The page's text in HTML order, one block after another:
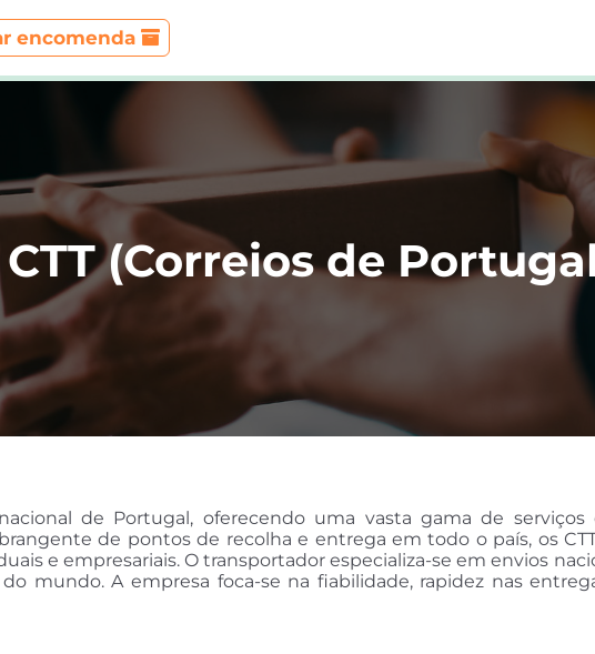
encomenda
CTT (Correios de
de Portugal, oferecendo uma vasta gama de
de pontos de recolha e entrega em todo o país, os
e empresariais. O transportador especializa-se em envios
mundo. A empresa foca-se na fiabilidade, rapidez nas